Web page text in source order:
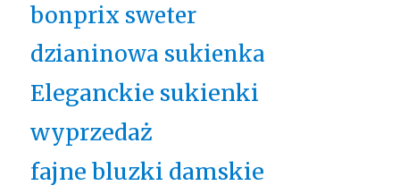
bonprix sweter
dzianinowa sukienka
Eleganckie sukienki
wyprzedaż
fajne bluzki damskie